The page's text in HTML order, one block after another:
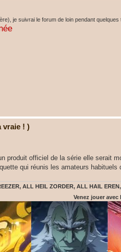
je suivrai le forum de loin pendant quelques
vraie ! )
produit officiel de la série elle serait
qui réunis les amateurs
ALL HEIL ZORDER, ALL HAIL
Venez jouer avec